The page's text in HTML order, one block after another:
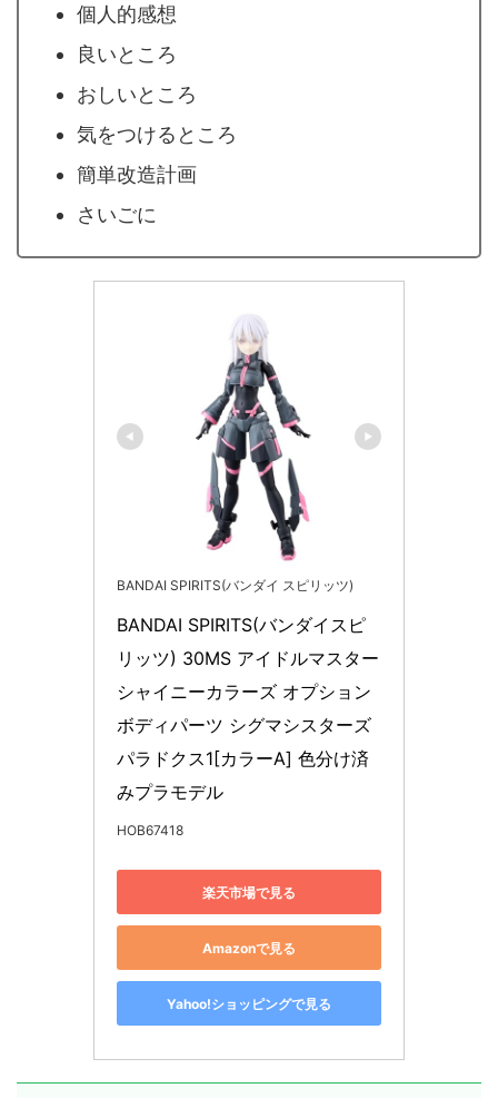
個人的感想
良いところ
おしいところ
気をつけるところ
簡単改造計画
さいごに
BANDAI SPIRITS(バンダイ スピリッツ)
BANDAI SPIRITS(バンダイスピ
リッツ) 30MS アイドルマスター
シャイニーカラーズ オプション
ボディパーツ シグマシスターズ
パラドクス1[カラーA] 色分け済
みプラモデル
HOB67418
楽天市場で見る
Amazonで見る
Yahoo!ショッピングで見る